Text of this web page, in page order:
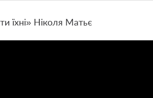
їхні» Ніколя Матьє